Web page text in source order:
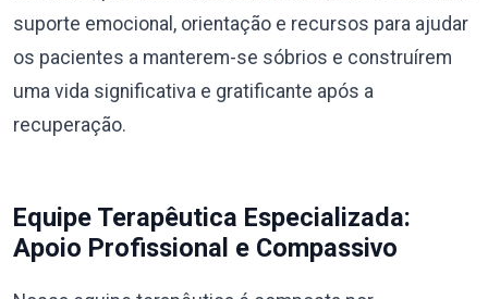
suporte emocional, orientação e recursos para ajudar
os pacientes a manterem-se sóbrios e construírem
uma vida significativa e gratificante após a
recuperação.
Equipe Terapêutica Especializada:
Apoio Profissional e Compassivo